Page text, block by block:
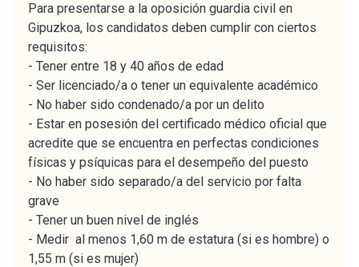
Para presentarse a la oposición guardia civil en
Gipuzkoa, los candidatos deben cumplir con ciertos
requisitos:
- Tener entre 18 y 40 años de edad
- Ser licenciado/a o tener un equivalente académico
- No haber sido condenado/a por un delito
- Estar en posesión del certificado médico oficial que
acredite que se encuentra en perfectas condiciones
físicas y psíquicas para el desempeño del puesto
- No haber sido separado/a del servicio por falta
grave
- Tener un buen nivel de inglés
- Medir al menos 1,60 m de estatura (si es hombre) o
1,55 m (si es mujer)